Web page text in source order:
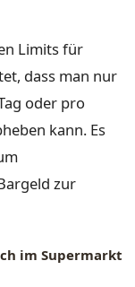
Limits für
dass man nur
oder pro
kann. Es
zur
im Supermarkt